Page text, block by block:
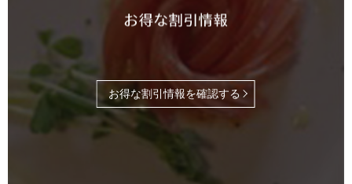
お得な割引情報を確認する